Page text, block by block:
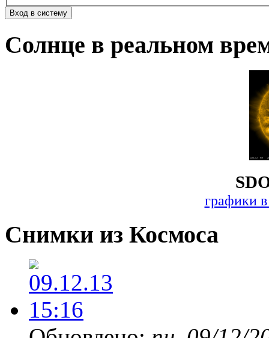
Солнце в реальном
графики
Снимки из Космоса